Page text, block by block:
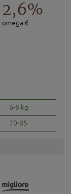
2,6%
omega 6
6-8 kg
70-85